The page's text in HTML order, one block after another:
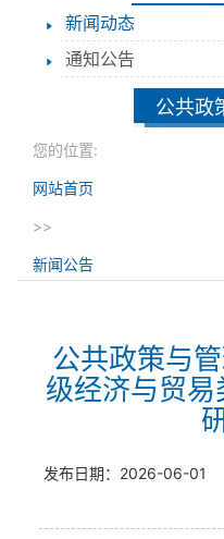
新闻动态
通知公告
公共政
您的位置:
网站首页
>>
新闻公告
公共政策与
级经济与贸
发布日期： 2026-06-01